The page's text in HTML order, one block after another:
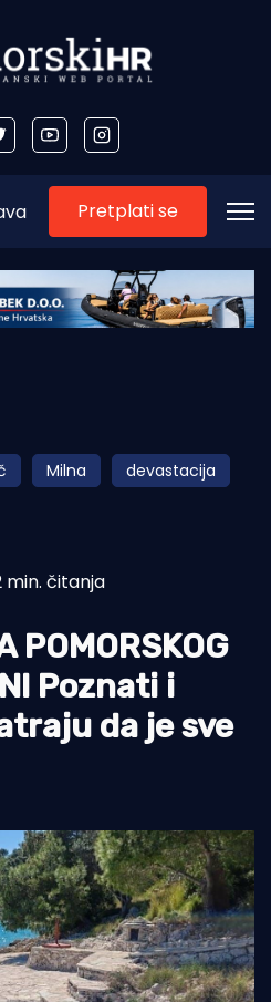
Pretplati se
Milna devastacija
min. čitanja
POMORSKOG
Poznati i
da je sve